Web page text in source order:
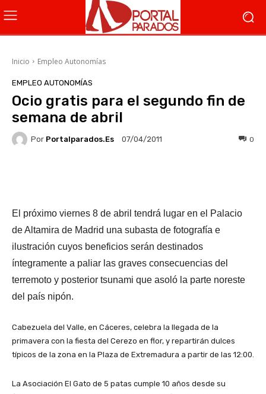
Inicio Empleo Autonomías
EMPLEO AUTONOMÍAS
Ocio gratis para el segundo fin de
semana de abril
Por Portalparados.es 07/04/2011 0
El próximo viernes 8 de abril tendrá lugar en el Palacio
de Altamira de Madrid una subasta de fotografía e
ilustración cuyos beneficios serán destinados
íntegramente a paliar las graves consecuencias del
terremoto y posterior tsunami que asoló la parte noreste
del país nipón.
Cabezuela del Valle, en Cáceres, celebra la llegada de la
primavera con la fiesta del Cerezo en flor, y repartirán dulces
típicos de la zona en la Plaza de Extremadura a partir de las 12:00.
La Asociación El Gato de 5 patas cumple 10 años desde su